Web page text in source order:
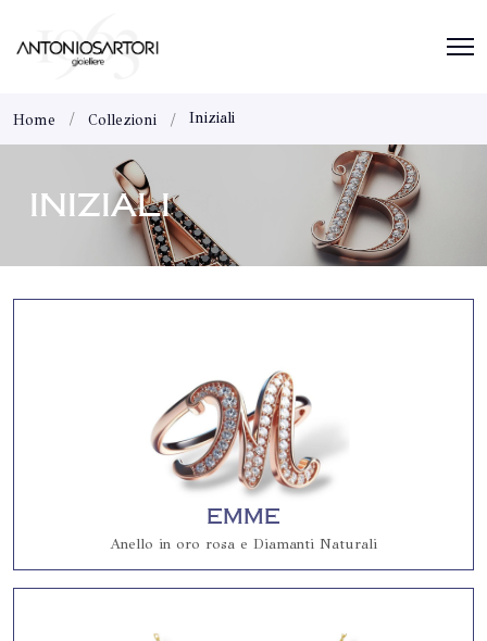
Home Collezioni Iniziali
INIZIALI
Emme
Anello in oro rosa e Diamanti Naturali